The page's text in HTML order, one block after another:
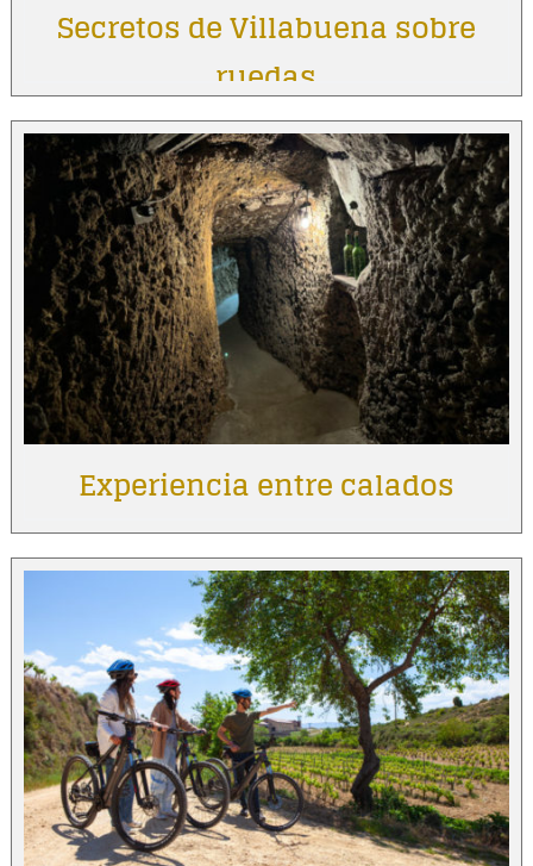
Secretos de Villabuena sobre
ruedas
Experiencia entre calados